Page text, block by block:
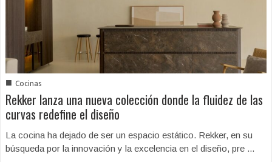
■ Cocinas
Rekker lanza una nueva colección donde la fluidez de las
curvas redefine el diseño
La cocina ha dejado de ser un espacio estático. Rekker, en su
búsqueda por la innovación y la excelencia en el diseño, pre ...